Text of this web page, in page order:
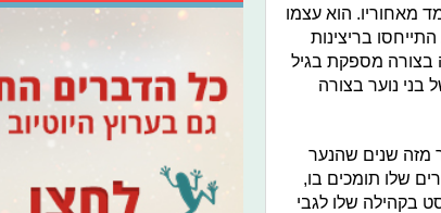
מאחוריו. הוא עצמו
בריצינות
בצורה מספקת בגיל
בני נוער בצורה
מזה שנים שהנער
שלו תומכים בו,
בקהילה שלו לגבי